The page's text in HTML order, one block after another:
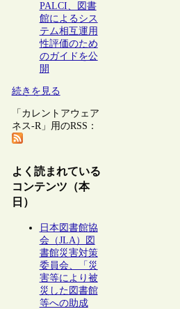
PALCI、図書
館によるシス
テム相互運用
性評価のため
のガイドを公
開
続きを見る
「カレントアウェア
ネス-R」用のRSS：
よく読まれている
コンテンツ（本
日）
日本図書館協
会（JLA）図
書館災害対策
委員会、「災
害等により被
災した図書館
等への助成